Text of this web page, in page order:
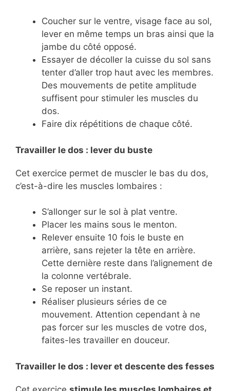
Coucher sur le ventre, visage face au sol,
lever en même temps un bras ainsi que la
jambe du côté opposé.
Essayer de décoller la cuisse du sol sans
tenter d’aller trop haut avec les membres.
Des mouvements de petite amplitude
suffisent pour stimuler les muscles du
dos.
Faire dix répétitions de chaque côté.
Travailler le dos : lever du buste
Cet exercice permet de muscler le bas du dos,
c’est-à-dire les muscles lombaires :
S’allonger sur le sol à plat ventre.
Placer les mains sous le menton.
Relever ensuite 10 fois le buste en
arrière, sans rejeter la tête en arrière.
Cette dernière reste dans l’alignement de
la colonne vertébrale.
Se reposer un instant.
Réaliser plusieurs séries de ce
mouvement. Attention cependant à ne
pas forcer sur les muscles de votre dos,
faites-les travailler en douceur.
Travailler le dos : lever et descente des fesses